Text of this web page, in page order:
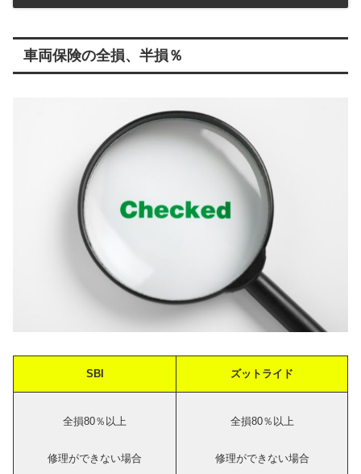
車両保険の全損、半損％
SBI ズットライド
全損80％以上
修理ができない場合
全損80％以上
修理ができない場合